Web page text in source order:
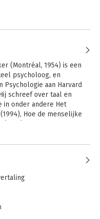
(Montréal, 1954) is een
psycholoog, en
Psychologie aan Harvard
schreef over taal en
in onder andere Het
Hoe de menselijke
van Steven Pinker is
- en dat
meteen iemand die
kan rekenen.
Steven Pinker